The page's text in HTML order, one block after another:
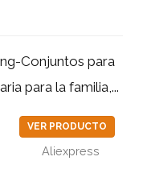
Conjuntos para
para la familia,...
VER PRODUCTO
Aliexpress